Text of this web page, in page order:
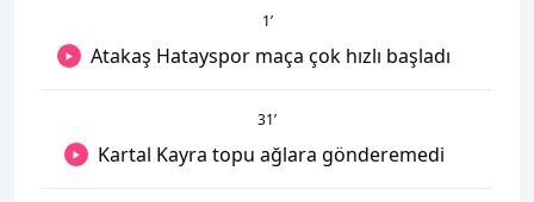
1’
Atakaş Hatayspor maça çok hızlı başladı
31’
Kartal Kayra topu ağlara gönderemedi